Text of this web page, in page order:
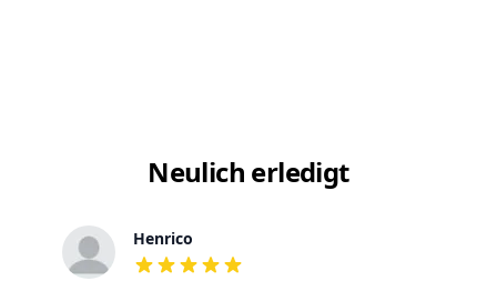
Neulich erledigt
Henrico
out of 5 stars